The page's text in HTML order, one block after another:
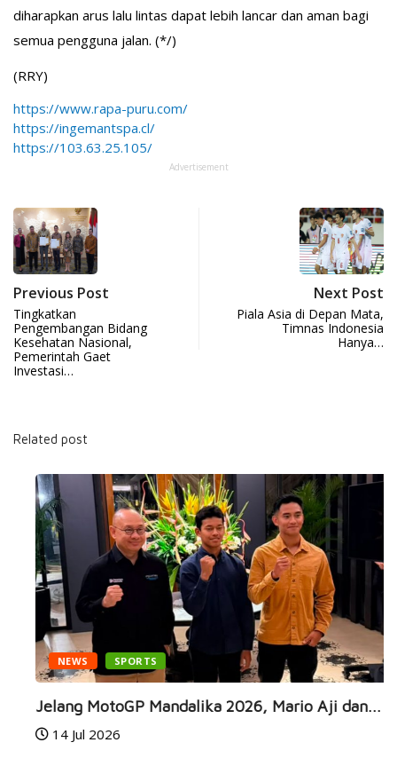
diharapkan arus lalu lintas dapat lebih lancar dan aman bagi
semua pengguna jalan. (*/)
(RRY)
https://www.rapa-puru.com/
https://ingemantspa.cl/
https://103.63.25.105/
Advertisement
Previous Post
Tingkatkan
Pengembangan Bidang
Kesehatan Nasional,
Pemerintah Gaet
Investasi…
Next Post
Piala Asia di Depan Mata,
Timnas Indonesia
Hanya…
Related post
NEWS SPORTS
Jelang MotoGP Mandalika 2026, Mario Aji dan...
14 Jul 2026